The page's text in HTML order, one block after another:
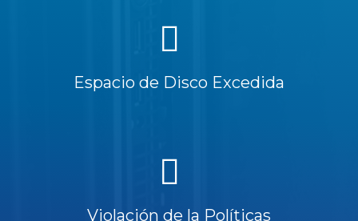
Espacio de Disco Excedida
Violación de la Políticas